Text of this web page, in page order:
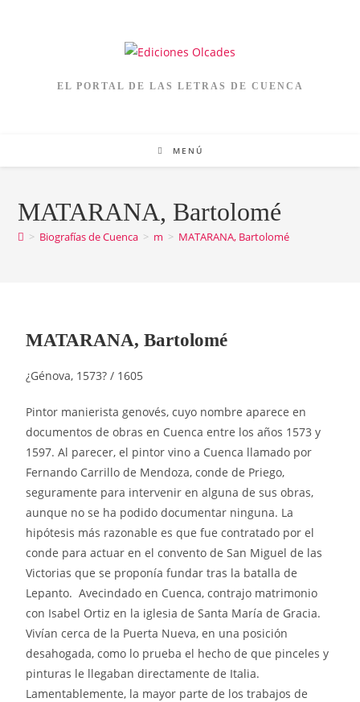
EL PORTAL DE LAS LETRAS DE CUENCA
MENÚ
MATARANA, Bartolomé
> Biografías de Cuenca > m > MATARANA, Bartolomé
MATARANA, Bartolomé
¿Génova, 1573? / 1605
Pintor manierista genovés, cuyo nombre aparece en
documentos de obras en Cuenca entre los años 1573 y
1597. Al parecer, el pintor vino a Cuenca llamado por
Fernando Carrillo de Mendoza, conde de Priego,
seguramente para intervenir en alguna de sus obras,
aunque no se ha podido documentar ninguna. La
hipótesis más razonable es que fue contratado por el
conde para actuar en el convento de San Miguel de las
Victorias que se proponía fundar tras la batalla de
Lepanto. Avecindado en Cuenca, contrajo matrimonio
con Isabel Ortiz en la iglesia de Santa María de Gracia.
Vivían cerca de la Puerta Nueva, en una posición
desahogada, como lo prueba el hecho de que pinceles y
pinturas le llegaban directamente de Italia.
Lamentablemente, la mayor parte de los trabajos de